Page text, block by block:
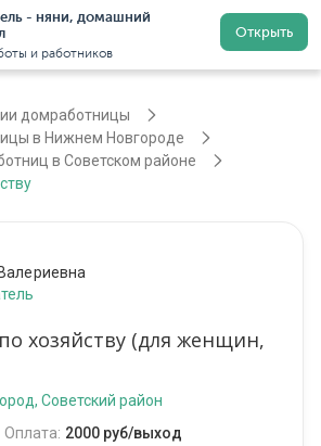
- няни, домашний
и работников
Открыть
Регистрация
домработницы
в Нижнем Новгороде
в Советском районе
хозяйству (для женщин,
Советский район
Оплата: 2000 руб/выход